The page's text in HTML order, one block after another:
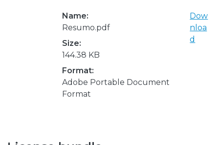
Name:
Resumo.pdf
Size:
144.38 KB
Format:
Adobe Portable Document
Format
Dow
nloa
d